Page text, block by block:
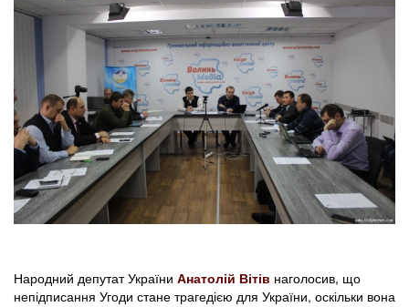
Народний депутат України Анатолій Вітів наголосив, що
непідписання Угоди стане трагедією для України, оскільки вона